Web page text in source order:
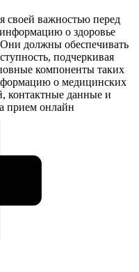
своей важностью перед
о здоровье
должны обеспечивать
подчеркивая
компоненты таких
о медицинских
контактные данные и
прием онлайн